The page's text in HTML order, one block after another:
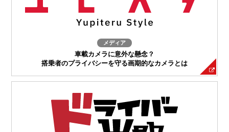
メディア
車載カメラに意外な懸念？
搭乗者のプライバシーを守る画期的なカメラとは